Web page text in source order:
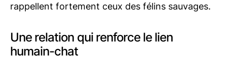
rappellent fortement ceux des félins sauvages.
Une relation qui renforce le lien
humain-chat